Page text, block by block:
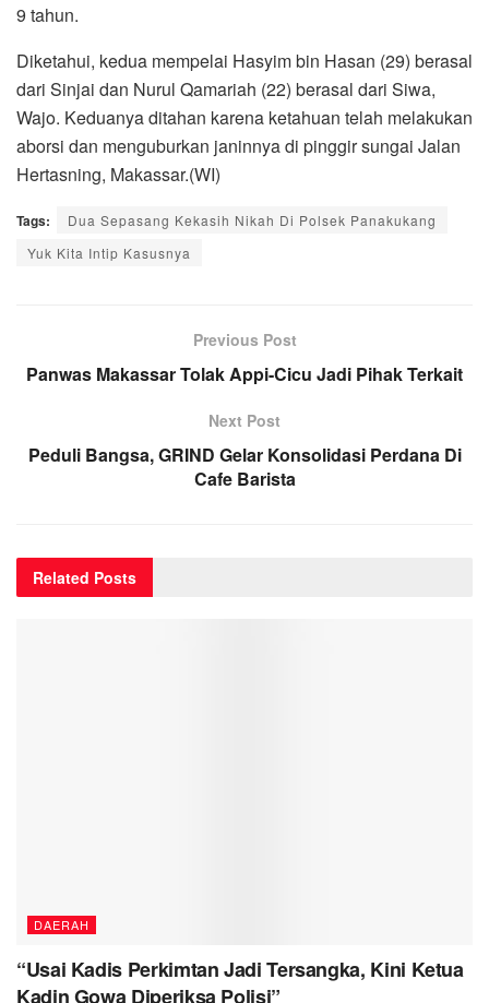
9 tahun.
Diketahui, kedua mempelai Hasyim bin Hasan (29) berasal
dari Sinjai dan Nurul Qamariah (22) berasal dari Siwa,
Wajo. Keduanya ditahan karena ketahuan telah melakukan
aborsi dan menguburkan janinnya di pinggir sungai Jalan
Hertasning, Makassar.(WI)
Tags:
Dua Sepasang Kekasih Nikah Di Polsek Panakukang
Yuk Kita Intip Kasusnya
Previous Post
Panwas Makassar Tolak Appi-Cicu Jadi Pihak Terkait
Next Post
Peduli Bangsa, GRIND Gelar Konsolidasi Perdana Di
Cafe Barista
Related Posts
DAERAH
“Usai Kadis Perkimtan Jadi Tersangka, Kini Ketua
Kadin Gowa Diperiksa Polisi”